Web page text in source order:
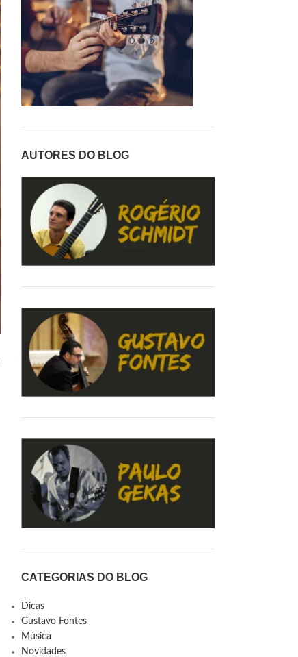
AUTORES DO BLOG
CATEGORIAS DO BLOG
Dicas
Gustavo Fontes
Música
Novidades